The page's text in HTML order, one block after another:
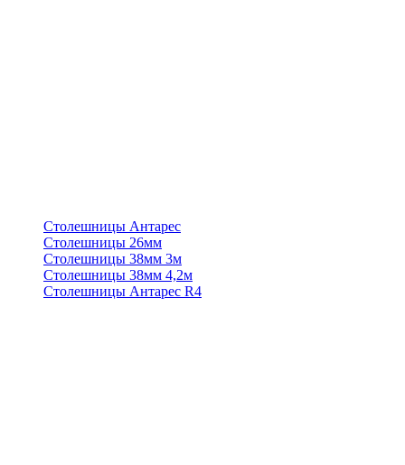
Столешницы Антарес
Столешницы 26мм
Столешницы 38мм 3м
Столешницы 38мм 4,2м
Столешницы Антарес R4